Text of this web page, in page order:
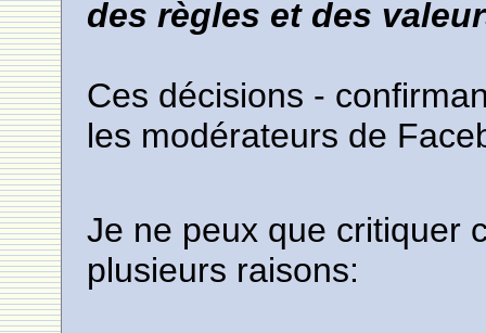
des règles et des
Ces décisions -
les modérateurs de
Je ne peux que critiquer
plusieurs raisons: